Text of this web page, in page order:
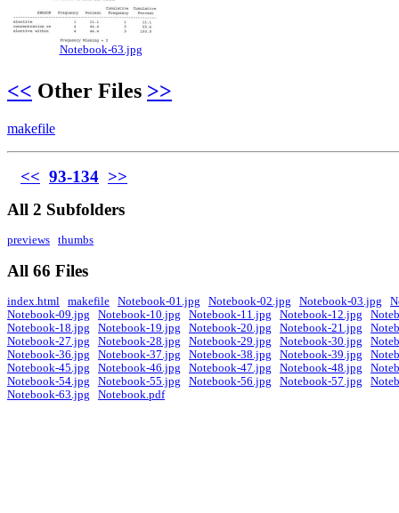
Notebook-63.jpg
<< Other Files >>
makefile
<< 93-134 >>
All 2 Subfolders
previews thumbs
All 66 Files
index.html makefile Notebook-01.jpg Notebook-02.jpg Notebook-03.jpg
Notebook-09.jpg
Notebook-10.jpg Notebook-11.jpg Notebook-12.jpg
Notebook-18.jpg
Notebook-19.jpg Notebook-20.jpg Notebook-21.jpg
Notebook-27.jpg
Notebook-28.jpg Notebook-29.jpg Notebook-30.jpg
Notebook-36.jpg
Notebook-37.jpg Notebook-38.jpg Notebook-39.jpg
Notebook-45.jpg
Notebook-46.jpg Notebook-47.jpg Notebook-48.jpg
Notebook-54.jpg
Notebook-55.jpg Notebook-56.jpg Notebook-57.jpg
Notebook-63.jpg
Notebook.pdf